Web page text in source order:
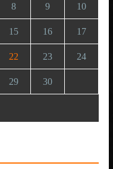
8 9 10
15 16 17
22 23 24
29 30